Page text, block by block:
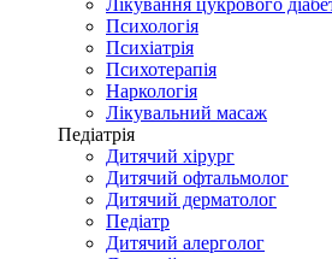
Лікування цукрового
Психологія
Психіатрія
Психотерапія
Наркологія
Лікувальний масаж
Педіатрія
Дитячий хірург
Дитячий офтальмолог
Дитячий дерматолог
Педіатр
Дитячий алерголог